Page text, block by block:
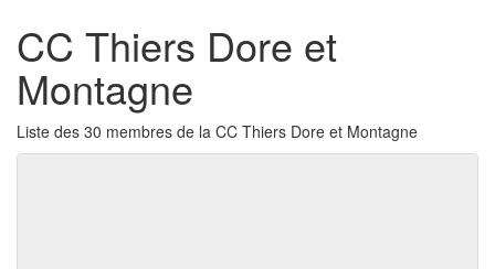
CC Thiers Dore et
Montagne
Liste des 30 membres de la CC Thiers Dore et Montagne